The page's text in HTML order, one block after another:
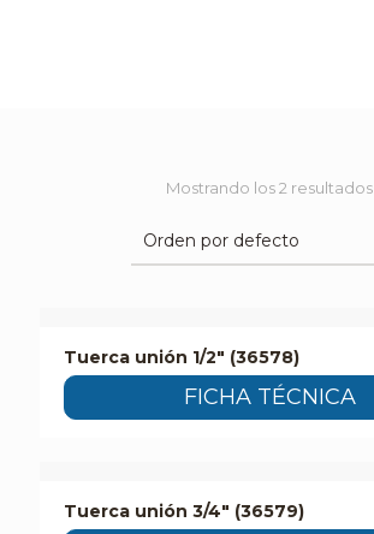
Mostrando los 2 resultados
Tuerca unión 1/2″ (36578)
FICHA TÉCNICA
Tuerca unión 3/4″ (36579)